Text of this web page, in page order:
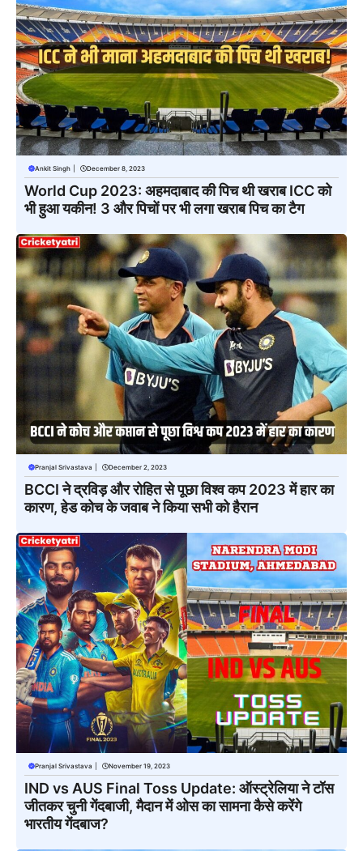
Ankit Singh December 8, 2023
World Cup 2023: अहमदाबाद की पिच थी खराब ICC को
भी हुआ यकीन! 3 और पिचों पर भी लगा खराब पिच का टैग
Pranjal Srivastava December 2, 2023
BCCI ने द्रविड़ और रोहित से पूछा विश्व कप 2023 में हार का
कारण, हेड कोच के जवाब ने किया सभी को हैरान
Pranjal Srivastava November 19, 2023
IND vs AUS Final Toss Update: ऑस्ट्रेलिया ने टॉस
जीतकर चुनी गेंदबाजी, मैदान में ओस का सामना कैसे करेंगे
भारतीय गेंदबाज?